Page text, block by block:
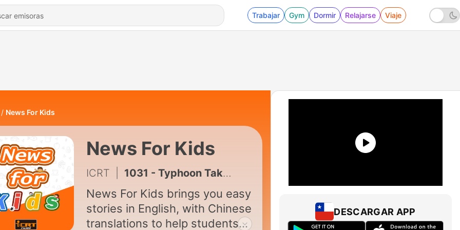
Trabajar Gym Dormir Relajarse Viaje
News For Kids
News For Kids
ICRT 1031 - Typhoon Takes Time from Sports Competition
News For Kids brings you easy
stories in English, with Chinese
translations to help students
DESCARGAR APP